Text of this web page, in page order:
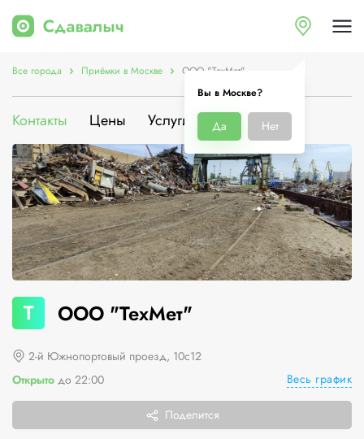
Вы в Москве?
Да Нет
Все города Приёмки в Москве ООО "ТехМет"
Контакты Цены Услуги О компании
Т ООО "ТехМет"
2-й Южнопортовый проезд, 10с12
Открыто до 22:00 Весь график
Поделится